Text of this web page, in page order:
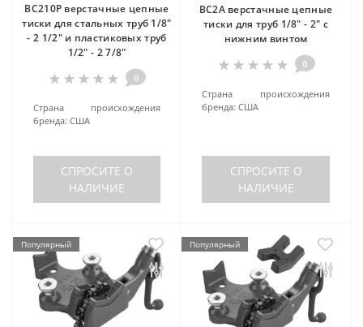
BC210P верстачные цепные
тиски для стальных труб 1/8"
- 2 1/2" и пластиковых труб
1/2" - 2 7/8"
0
Страна происхождения
бренда: США
СПРОСИТЕ О
НАЛИЧИЕ
BC2A верстачные цепные
тиски для труб 1/8" - 2" с
нижним винтом
0
Страна происхождения
бренда: США
СПРОСИТЕ О
НАЛИЧИЕ
Популярный Популярный